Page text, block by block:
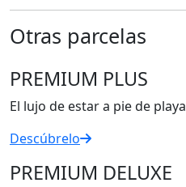
Otras parcelas
PREMIUM PLUS
El lujo de estar a pie de playa
Descúbrelo
PREMIUM DELUXE